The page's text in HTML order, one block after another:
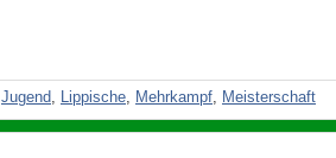
Jugend, Lippische, Mehrkampf, Meisterschaft